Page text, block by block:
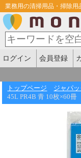
業務用の清掃用品・掃除
ログイン 会員登録
トップページ ジャパ
45L PR4B 青 10枚×60冊